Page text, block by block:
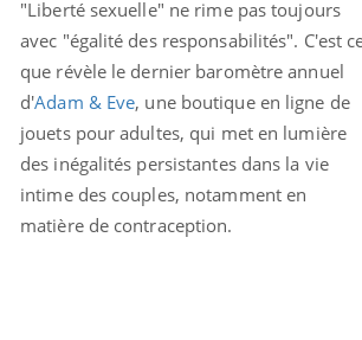
"Liberté sexuelle" ne rime pas toujours
avec "égalité des responsabilités". C'est
que révèle le dernier baromètre annuel
d'Adam & Eve, une boutique en ligne de
jouets pour adultes, qui met en lumière
des inégalités persistantes dans la vie
intime des couples, notamment en
matière de contraception.
sujets qui sont faciles à aborder...
non ! D'un côté, poser des
sur la maladie d'un proche c'est
Fatigue,
même
carence
...